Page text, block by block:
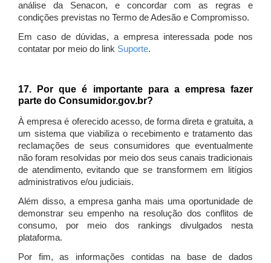
análise da Senacon, e concordar com as regras e
condições previstas no Termo de Adesão e Compromisso.
Em caso de dúvidas, a empresa interessada pode nos
contatar por meio do link Suporte.
17. Por que é importante para a empresa fazer
parte do Consumidor.gov.br?
À empresa é oferecido acesso, de forma direta e gratuita, a
um sistema que viabiliza o recebimento e tratamento das
reclamações de seus consumidores que eventualmente
não foram resolvidas por meio dos seus canais tradicionais
de atendimento, evitando que se transformem em litígios
administrativos e/ou judiciais.
Além disso, a empresa ganha mais uma oportunidade de
demonstrar seu empenho na resolução dos conflitos de
consumo, por meio dos rankings divulgados nesta
plataforma.
Por fim, as informações contidas na base de dados